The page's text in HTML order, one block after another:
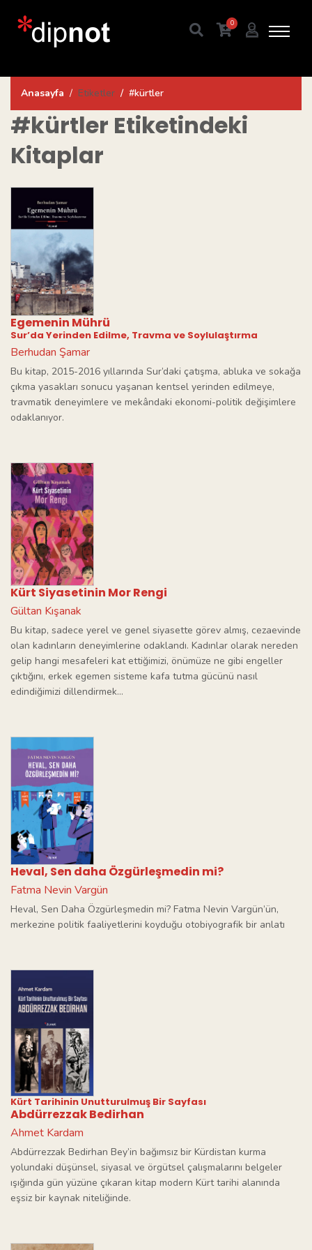
0
Anasayfa Etiketler #kürtler
#kürtler Etiketindeki
Kitaplar
Egemenin Mührü
Sur’da Yerinden Edilme, Travma ve Soylulaştırma
Berhudan Şamar
Bu kitap, 2015-2016 yıllarında Sur’daki çatışma, abluka ve sokağa
çıkma yasakları sonucu yaşanan kentsel yerinden edilmeye,
travmatik deneyimlere ve mekândaki ekonomi-politik değişimlere
odaklanıyor.
Kürt Siyasetinin Mor Rengi
Gültan Kışanak
Bu kitap, sadece yerel ve genel siyasette görev almış, cezaevinde
olan kadınların deneyimlerine odaklandı. Kadınlar olarak nereden
gelip hangi mesafeleri kat ettiğimizi, önümüze ne gibi engeller
çıktığını, erkek egemen sisteme kafa tutma gücünü nasıl
edindiğimizi dillendirmek...
Heval, Sen daha Özgürleşmedin mi?
Fatma Nevin Vargün
Heval, Sen Daha Özgürleşmedin mi? Fatma Nevin Vargün’ün,
merkezine politik faaliyetlerini koyduğu otobiyografik bir anlatı
Kürt Tarihinin Unutturulmuş Bir Sayfası
Abdürrezzak Bedirhan
Ahmet Kardam
Abdürrezzak Bedirhan Bey’in bağımsız bir Kürdistan kurma
yolundaki düşünsel, siyasal ve örgütsel çalışmalarını belgeler
ışığında gün yüzüne çıkaran kitap modern Kürt tarihi alanında
eşsiz bir kaynak niteliğinde.